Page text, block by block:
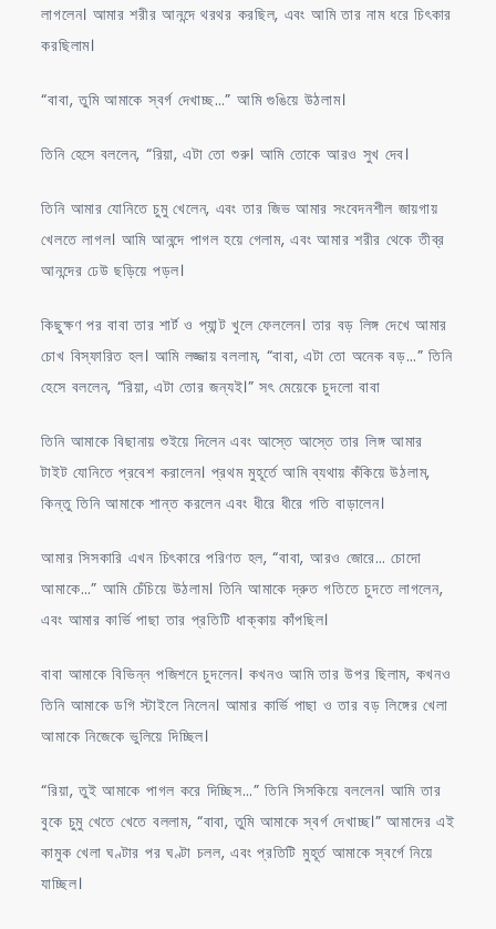
লাগলেন। আমার শরীর আনন্দে থরথর করছিল, এবং আমি তার নাম ধরে চিৎকার
করছিলাম।
“বাবা, তুমি আমাকে স্বর্গ দেখাচ্ছ…” আমি গুঙিয়ে উঠলাম।
তিনি হেসে বললেন, “রিয়া, এটা তো শুরু। আমি তোকে আরও সুখ দেব।
তিনি আমার যোনিতে চুমু খেলেন, এবং তার জিভ আমার সংবেদনশীল জায়গায়
খেলতে লাগল। আমি আনন্দে পাগল হয়ে গেলাম, এবং আমার শরীর থেকে তীব্র
আনন্দের ঢেউ ছড়িয়ে পড়ল।
কিছুক্ষণ পর বাবা তার শার্ট ও প্যান্ট খুলে ফেললেন। তার বড় লিঙ্গ দেখে আমার
চোখ বিস্ফারিত হল। আমি লজ্জায় বললাম, “বাবা, এটা তো অনেক বড়…” তিনি
হেসে বললেন, “রিয়া, এটা তোর জন্যই।” সৎ মেয়েকে চুদলো বাবা
তিনি আমাকে বিছানায় শুইয়ে দিলেন এবং আস্তে আস্তে তার লিঙ্গ আমার
টাইট যোনিতে প্রবেশ করালেন। প্রথম মুহূর্তে আমি ব্যথায় কঁকিয়ে উঠলাম,
কিন্তু তিনি আমাকে শান্ত করলেন এবং ধীরে ধীরে গতি বাড়ালেন।
আমার সিসকারি এখন চিৎকারে পরিণত হল, “বাবা, আরও জোরে… চোদো
আমাকে…” আমি চেঁচিয়ে উঠলাম। তিনি আমাকে দ্রুত গতিতে চুদতে লাগলেন,
এবং আমার কার্ভি পাছা তার প্রতিটি ধাক্কায় কাঁপছিল।
বাবা আমাকে বিভিন্ন পজিশনে চুদলেন। কখনও আমি তার উপর ছিলাম, কখনও
তিনি আমাকে ডগি স্টাইলে নিলেন। আমার কার্ভি পাছা ও তার বড় লিঙ্গের খেলা
আমাকে নিজেকে ভুলিয়ে দিচ্ছিল।
“রিয়া, তুই আমাকে পাগল করে দিচ্ছিস…” তিনি সিসকিয়ে বললেন। আমি তার
বুকে চুমু খেতে খেতে বললাম, “বাবা, তুমি আমাকে স্বর্গ দেখাচ্ছ।” আমাদের এই
কামুক খেলা ঘণ্টার পর ঘণ্টা চলল, এবং প্রতিটি মুহূর্ত আমাকে স্বর্গে নিয়ে
যাচ্ছিল।